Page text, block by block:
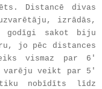
Distancē divas
izrādās,
sakot biju
jo pēc distances
vismaz par 6'
varēju veikt par 5'
tiku nobīdīts līdz